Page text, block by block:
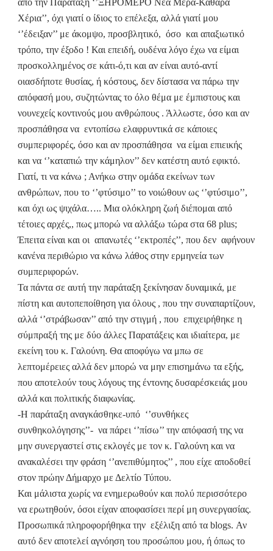
από την Παράταξη ‘’ΞΗΡΟΜΕΡΟ Νέα Μέρα-Καθαρά
Χέρια’’, όχι γιατί ο ίδιος το επέλεξα, αλλά γιατί μου
‘’έδειξαν’’ με άκομψο, προσβλητικό, όσο και απαξιωτικό
τρόπο, την έξοδο ! Και επειδή, ουδένα λόγο έχω να είμαι
προσκολλημένος σε κάτι-ό,τι και αν είναι αυτό-αντί
οιασδήποτε θυσίας, ή κόστους, δεν δίστασα να πάρω την
απόφασή μου, συζητώντας το όλο θέμα με έμπιστους και
νουνεχείς κοντινούς μου ανθρώπους . Άλλωστε, όσο και αν
προσπάθησα να εντοπίσω ελαφρυντικά σε κάποιες
συμπεριφορές, όσο και αν προσπάθησα να είμαι επιεικής
και να ‘’καταπιώ την κάμηλον’’ δεν κατέστη αυτό εφικτό.
Γιατί, τι να κάνω ; Ανήκω στην ομάδα εκείνων των
ανθρώπων, που το ‘’φτύσιμo’’ το νοιώθουν ως ‘’φτύσιμο’’,
και όχι ως ψιχάλα….. Μια ολόκληρη ζωή διέπομαι από
τέτοιες αρχές,, πως μπορώ να αλλάξω τώρα στα 68 plus;
Έπειτα είναι και οι απανωτές ‘’εκτροπές’’, που δεν αφήνουν
κανένα περιθώριο να κάνω λάθος στην ερμηνεία των
συμπεριφορών.
Τα πάντα σε αυτή την παράταξη ξεκίνησαν δυναμικά, με
πίστη και αυτοπεποίθηση για όλους , που την συναπαρτίζουν,
αλλά ‘’στράβωσαν’’ από την στιγμή , που επιχειρήθηκε η
σύμπραξή της με δύο άλλες Παρατάξεις και ιδιαίτερα, με
εκείνη του κ. Γαλούνη. Θα αποφύγω να μπω σε
λεπτομέρειες αλλά δεν μπορώ να μην επισημάνω τα εξής,
που αποτελούν τους λόγους της έντονης δυσαρέσκειάς μου
αλλά και πολιτικής διαφωνίας.
-Η παράταξη αναγκάσθηκε-υπό ‘’συνθήκες
συνθηκολόγησης’’- να πάρει ‘’πίσω’’ την απόφασή της να
μην συνεργαστεί στις εκλογές με τον κ. Γαλούνη και να
ανακαλέσει την φράση ‘’ανεπιθύμητος’’ , που είχε αποδοθεί
στον πρώην Δήμαρχο με Δελτίο Τύπου.
Και μάλιστα χωρίς να ενημερωθούν και πολύ περισσότερο
να ερωτηθούν, όσοι είχαν αποφασίσει περί μη συνεργασίας.
Προσωπικά πληροφορήθηκα την εξέλιξη από τα blogs. Αν
αυτό δεν αποτελεί αγνόηση του προσώπου μου, ή όπως το